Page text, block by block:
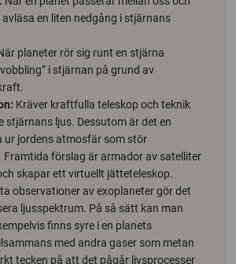
en liten nedgång i stjärnans
planeter rör sig runt en stjärna
i stjärnan på grund av
Kräver kraftfulla teleskop och teknik
stjärnans ljus. Dessutom är det en
ur jordens atmosfär som stör
Framtida förslag är armador av satelliter
skapar ett virtuellt jätteteleskop.
observationer av exoplaneter gör det
ljusspektrum. På så sätt kan man
finns syre i en planets
med andra gaser som metan
tecken på att det pågår livsprocesser